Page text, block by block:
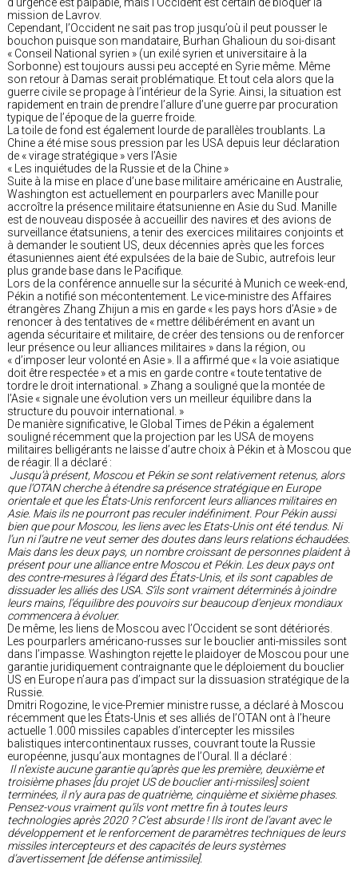
mission de Lavrov.
Cependant, l’Occident ne sait pas trop jusqu’où il peut pousser le
bouchon puisque son mandataire, Burhan Ghalioun du soi-disant
« Conseil National syrien » (un exilé syrien et universitaire à la
Sorbonne) est toujours aussi peu accepté en Syrie même. Même
son retour à Damas serait problématique. Et tout cela alors que la
guerre civile se propage à l’intérieur de la Syrie. Ainsi, la situation est
rapidement en train de prendre l’allure d’une guerre par procuration
typique de l’époque de la guerre froide.
La toile de fond est également lourde de parallèles troublants. La
Chine a été mise sous pression par les USA depuis leur déclaration
de « virage stratégique » vers l’Asie
« Les inquiétudes de la Russie et de la Chine »
Suite à la mise en place d’une base militaire américaine en Australie,
Washington est actuellement en pourparlers avec Manille pour
accroître la présence militaire étatsunienne en Asie du Sud. Manille
est de nouveau disposée à accueillir des navires et des avions de
surveillance étatsuniens, a tenir des exercices militaires conjoints et
à demander le soutient US, deux décennies après que les forces
étasuniennes aient été expulsées de la baie de Subic, autrefois leur
plus grande base dans le Pacifique.
Lors de la conférence annuelle sur la sécurité à Munich ce week-end,
Pékin a notifié son mécontentement. Le vice-ministre des Affaires
étrangères Zhang Zhijun a mis en garde « les pays hors d’Asie » de
renoncer à des tentatives de « mettre délibérément en avant un
agenda sécuritaire et militaire, de créer des tensions ou de renforcer
leur présence ou leur alliances militaires » dans la région, ou
« d’imposer leur volonté en Asie ». Il a affirmé que « la voie asiatique
doit être respectée » et a mis en garde contre « toute tentative de
tordre le droit international. » Zhang a souligné que la montée de
l’Asie « signale une évolution vers un meilleur équilibre dans la
structure du pouvoir international. »
De manière significative, le Global Times de Pékin a également
souligné récemment que la projection par les USA de moyens
militaires belligérants ne laisse d’autre choix à Pékin et à Moscou que
de réagir. Il a déclaré :
Jusqu’à présent, Moscou et Pékin se sont relativement retenus, alors
que l’OTAN cherche à étendre sa présence stratégique en Europe
orientale et que les États-Unis renforcent leurs alliances militaires en
Asie. Mais ils ne pourront pas reculer indéfiniment. Pour Pékin aussi
bien que pour Moscou, les liens avec les Etats-Unis ont été tendus. Ni
l’un ni l’autre ne veut semer des doutes dans leurs relations échaudées.
Mais dans les deux pays, un nombre croissant de personnes plaident à
présent pour une alliance entre Moscou et Pékin. Les deux pays ont
des contre-mesures à l’égard des États-Unis, et ils sont capables de
dissuader les alliés des USA. S’ils sont vraiment déterminés à joindre
leurs mains, l’équilibre des pouvoirs sur beaucoup d’enjeux mondiaux
commencera à évoluer.
De même, les liens de Moscou avec l’Occident se sont détériorés.
Les pourparlers américano-russes sur le bouclier anti-missiles sont
dans l’impasse. Washington rejette le plaidoyer de Moscou pour une
garantie juridiquement contraignante que le déploiement du bouclier
US en Europe n’aura pas d’impact sur la dissuasion stratégique de la
Russie.
Dmitri Rogozine, le vice-Premier ministre russe, a déclaré à Moscou
récemment que les États-Unis et ses alliés de l’OTAN ont à l’heure
actuelle 1.000 missiles capables d’intercepter les missiles
balistiques intercontinentaux russes, couvrant toute la Russie
européenne, jusqu’aux montagnes de l’Oural. Il a déclaré :
Il n’existe aucune garantie qu’après que les première, deuxième et
troisième phases [du projet US de bouclier anti-missiles] soient
terminées, il n’y aura pas de quatrième, cinquième et sixième phases.
Pensez-vous vraiment qu’ils vont mettre fin à toutes leurs
technologies après 2020 ? C’est absurde ! Ils iront de l’avant avec le
développement et le renforcement de paramètres techniques de leurs
missiles intercepteurs et des capacités de leurs systèmes
d’avertissement [de défense antimissile].